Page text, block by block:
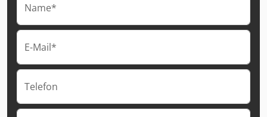
Name*
E-Mail*
Telefon